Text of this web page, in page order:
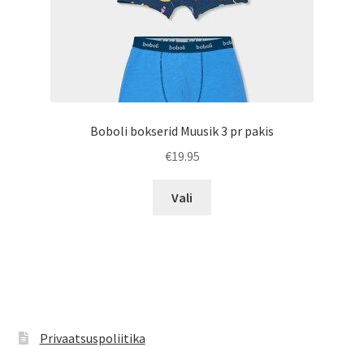
Boboli bokserid Muusik 3 pr pakis
€19.95
Vali
Privaatsuspoliitika